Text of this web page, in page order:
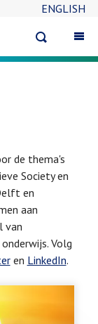
ENGLISH
search
de thema's
Society en
en
aan
van
Volg
en LinkedIn.